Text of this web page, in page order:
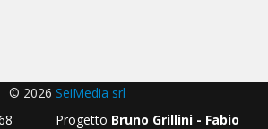
© 2026 SeiMedia srl
Progetto Bruno Grillini - Fabio